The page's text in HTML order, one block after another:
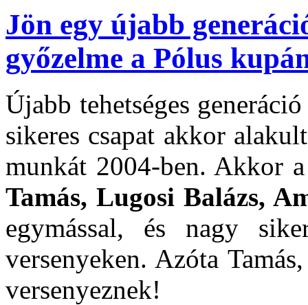
Jön egy újabb
győzelme a Pólus
Újabb tehetséges
sikeres csapat akkor
munkát 2004-ben. Akkor
Tamás, Lugosi Balázs,
egymással, és nagy
versenyeken. Azóta
versenyeznek!